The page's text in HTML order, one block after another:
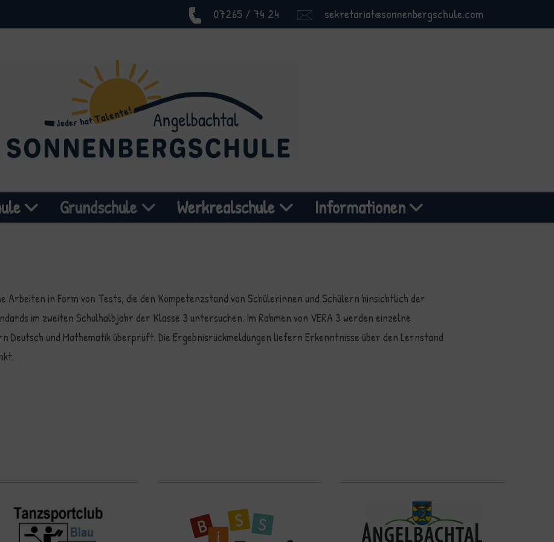
07265 / 74 24 sekretariat@sonnenbergschule.com
Grundschule Werkrealschule Informationen
Arbeiten in Form von Tests, die den Kompetenzstand von Schülerinnen und Schülern hinsichtlich der
im zweiten Schulhalbjahr der Klasse 3 untersuchen. Im Rahmen von VERA 3 werden einzelne
Deutsch und Mathematik überprüft. Die Ergebnisrückmeldungen liefern Erkenntnisse über den Lernstand